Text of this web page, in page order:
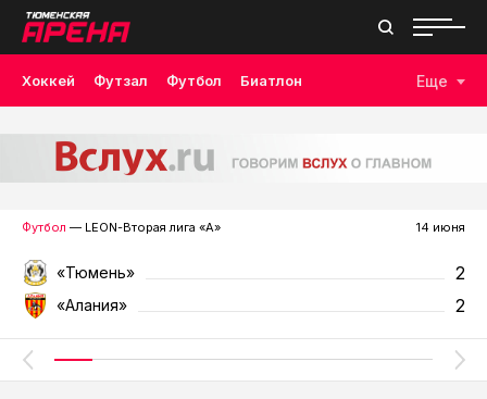
Хоккей Футзал Футбол Биатлон Еще
Футбол — LEON-Вторая лига «А» 14 июня
«Тюмень» 2
«Алания» 2